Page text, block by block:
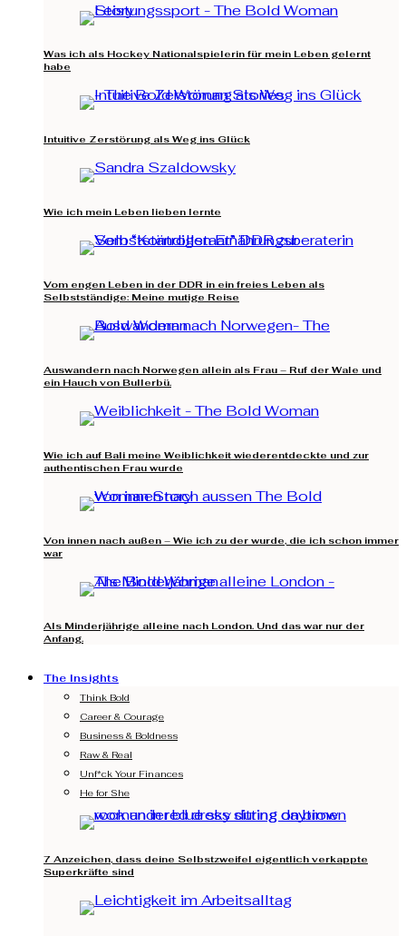
Was ich als Hockey Nationalspielerin für mein Leben gelernt
habe
Intuitive Zerstörung als Weg ins Glück
Wie ich mein Leben lieben lernte
Vom engen Leben in der DDR in ein freies Leben als
Selbstständige: Meine mutige Reise
Auswandern nach Norwegen allein als Frau – Ruf der Wale und
ein Hauch von Bullerbü.
Wie ich auf Bali meine Weiblichkeit wiederentdeckte und zur
authentischen Frau wurde
Von innen nach außen – Wie ich zu der wurde, die ich schon immer
war
Als Minderjährige alleine nach London. Und das war nur der
Anfang.
The Insights
Think Bold
Career & Courage
Business & Boldness
Raw & Real
Unf*ck Your Finances
He for She
7 Anzeichen, dass deine Selbstzweifel eigentlich verkappte
Superkräfte sind